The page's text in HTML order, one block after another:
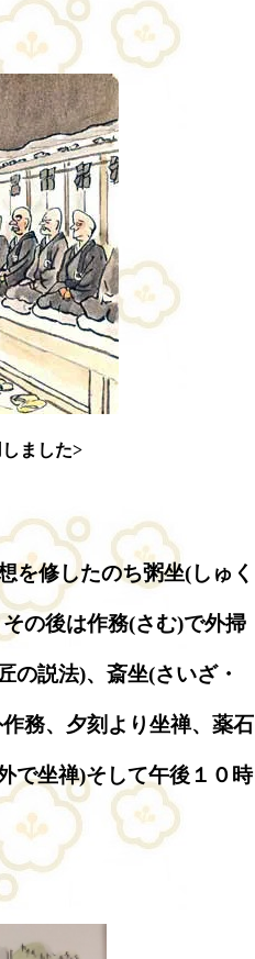
ました>
を修したのち粥坐(しゅく
の後は作務(さむ)で外掃
の説法)、斎坐(さいざ・
務、夕刻より坐禅、薬石
で坐禅)そして午後１０時